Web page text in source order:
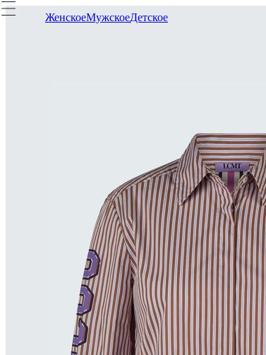
ЖенскоеМужскоеДетское